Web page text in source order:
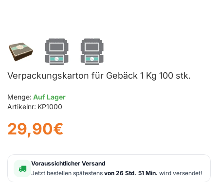
Verpackungskarton für Gebäck 1 Kg 100 stk.
Menge: Auf Lager
Artikelnr: KP1000
29,90€
Voraussichtlicher Versand
Jetzt bestellen spätestens von 26 Std. 51 Min. wird versendet!